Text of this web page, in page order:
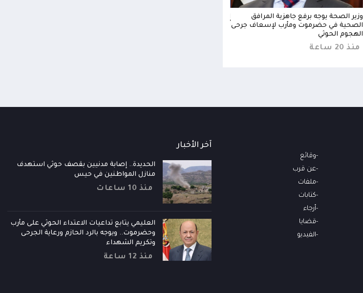
وزير الصحة يوجه برفع جاهزية المرافق
الصحية في حضرموت ومأرب لإسعاف جرحى
الهجوم الحوثي
منذ 20 ساعة
وقائع
عن قرب
ملفات
كتابات
أرجاء
قضايا
الفيديو
آخر الأخبار
الحديدة.. إصابة مدنيين بقصف حوثي استهدف
منازل المواطنين في حيس
منذ 10 ساعات
العليمي يتابع تداعيات الاعتداء الحوثي على مأرب
وحضرموت.. ويوجه بالرد الحازم ورعاية الجرحى
وتكريم الشهداء
منذ 12 ساعة